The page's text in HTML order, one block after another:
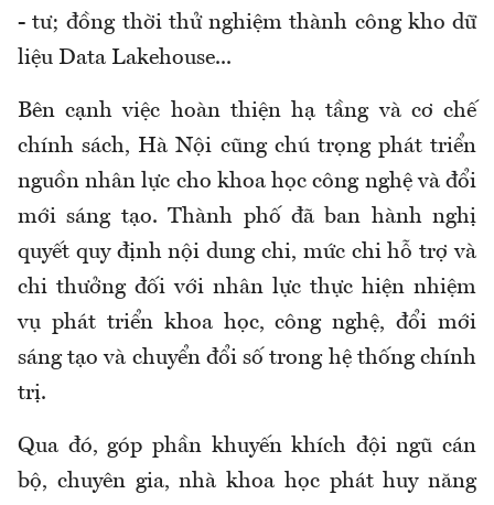
- tư; đồng thời thử nghiệm thành công kho dữ
liệu Data Lakehouse...
Bên cạnh việc hoàn thiện hạ tầng và cơ chế
chính sách, Hà Nội cũng chú trọng phát triển
nguồn nhân lực cho khoa học công nghệ và đổi
mới sáng tạo. Thành phố đã ban hành nghị
quyết quy định nội dung chi, mức chi hỗ trợ và
chi thưởng đối với nhân lực thực hiện nhiệm
vụ phát triển khoa học, công nghệ, đổi mới
sáng tạo và chuyển đổi số trong hệ thống chính
trị.
Qua đó, góp phần khuyến khích đội ngũ cán
bộ, chuyên gia, nhà khoa học phát huy năng